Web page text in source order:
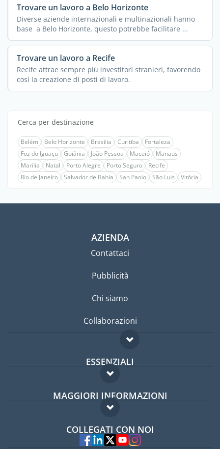
Trovare un lavoro a Belo Horizonte
Diverse aziende internazionali e multinazionali hanno
base a Belo Horizonte, questo potrebbe facilitare ...
Trovare un lavoro a Recife
Recife attrae sempre più investitori stranieri, favorendo
così la creazione di posti di lavoro.
Cerca per destinazione
Belém Belo Horizonte Brasilia Curitiba
Fortaleza
Foz do Iguaçu
Goiânia João Pessoa Maceió
Manaus
Marília
Natal Porto Alegre Porto Seguro
Recife
Rio de Janeiro
Salvador de Bahia San Paolo São Luis Vitória
AZIENDA
Contattaci
Pubblicità
Chi siamo
Collaborazioni
ESSENZIALI
Forum per expat
Guida per expat
MAGGIORI INFORMAZIONI
Domande frequenti
Esperti
COLLEGATI CON NOI